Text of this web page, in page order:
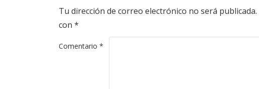
Tu dirección de correo electrónico no será publicada.
con *
Comentario *